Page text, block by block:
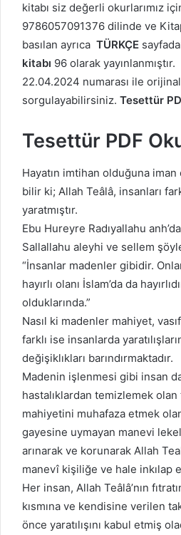
kitabı siz değerli okurlarımız
9786057091376 dilinde ve
basılan ayrıca TÜRKÇE
kitabı 96 olarak
22.04.2024 numarası ile
sorgulayabilirsiniz. Tesettür
Tesettür PDF
Hayatın imtihan olduğuna
bilir ki; Allah Teâlâ, insanları
yaratmıştır.
Ebu Hureyre Radıyallahu
Sallallahu aleyhi ve sellem
“İnsanlar madenler gibidir.
hayırlı olanı İslam’da da
olduklarında.”
Nasıl ki madenler mahiyet,
farklı ise insanlarda
değişiklıkları barındırmaktadır.
Madenin işlenmesi gibi insan
hastalıklardan temizlemek olan
mahiyetini muhafaza etmek
gayesine uymayan manevi
arınarak ve korunarak Allah
manevî kişiliğe ve hale inkılap
Her insan, Allah Teâlâ’nın
kısmına ve kendisine verilen
önce yaratılışını kabul etmiş